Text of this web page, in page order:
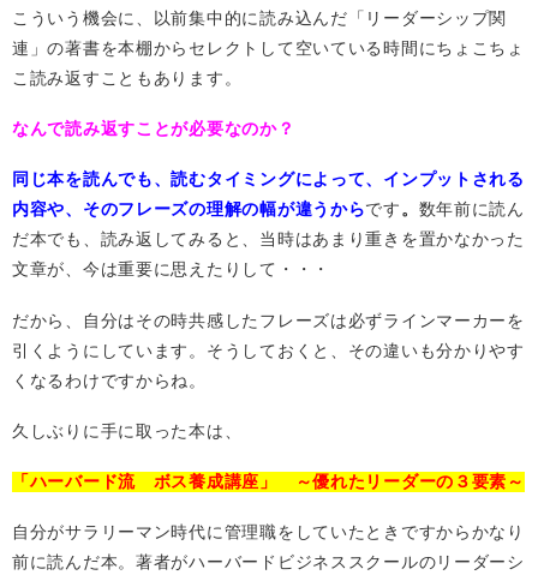
こういう機会に、以前集中的に読み込んだ「リーダーシップ関
連」の著書を本棚からセレクトして空いている時間にちょこちょ
こ読み返すこともあります。
なんで読み返すことが必要なのか？
同じ本を読んでも、読むタイミングによって、インプットされる
内容や、そのフレーズの理解の幅が違うからです。 数年前に読ん
だ本でも、読み返してみると、当時はあまり重きを置かなかった
文章が、今は重要に思えたりして・・・
だから、自分はその時共感したフレーズは必ずラインマーカーを
引くようにしています。そうしておくと、その違いも分かりやす
くなるわけですからね。
久しぶりに手に取った本は、
「ハーバード流 ボス養成講座」 ～優れたリーダーの３要素～
自分がサラリーマン時代に管理職をしていたときですからかなり
前に読んだ本。著者がハーバードビジネススクールのリーダーシ